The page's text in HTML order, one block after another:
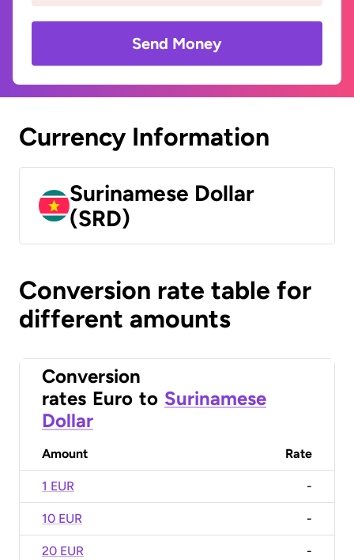
Send Money
Currency Information
Surinamese Dollar
(SRD)
Conversion rate table for
different amounts
Conversion
rates Euro to Surinamese
Dollar
Amount Rate
1 EUR -
10 EUR -
20 EUR -